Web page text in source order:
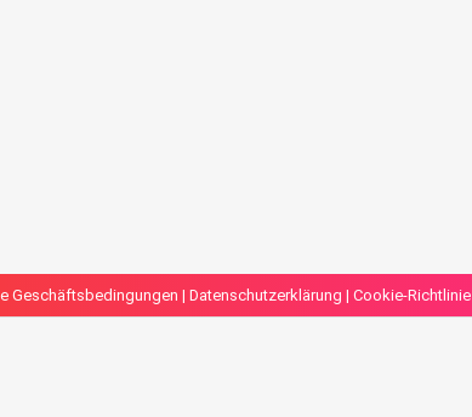
Geschäftsbedingungen | Datenschutzerklärung | Cookie-Richtlinie